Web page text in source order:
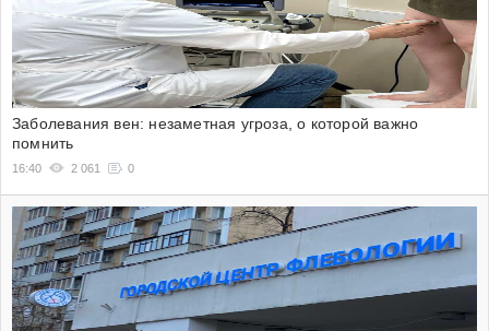
Заболевания вен: незаметная угроза, о которой важно
помнить
16:40 2 061 0